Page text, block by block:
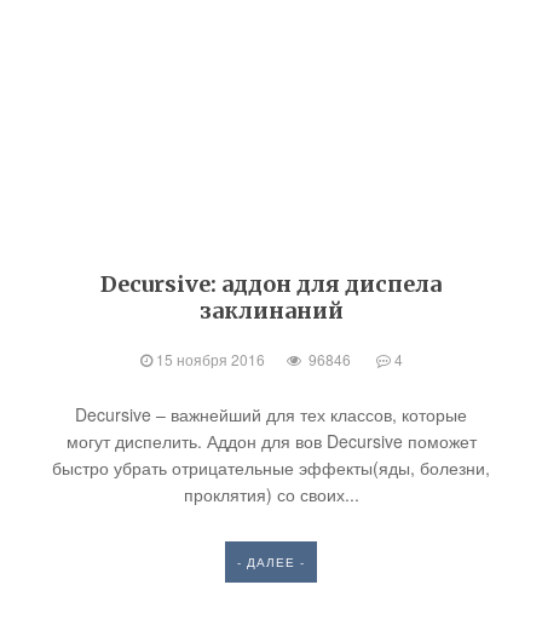
Decursive: аддон для диспела
заклинаний
15 ноября 2016 96846 4
Decursive – важнейший для тех классов, которые
могут диспелить. Аддон для вов Decursive поможет
быстро убрать отрицательные эффекты(яды, болезни,
проклятия) со своих...
- ДАЛЕЕ -